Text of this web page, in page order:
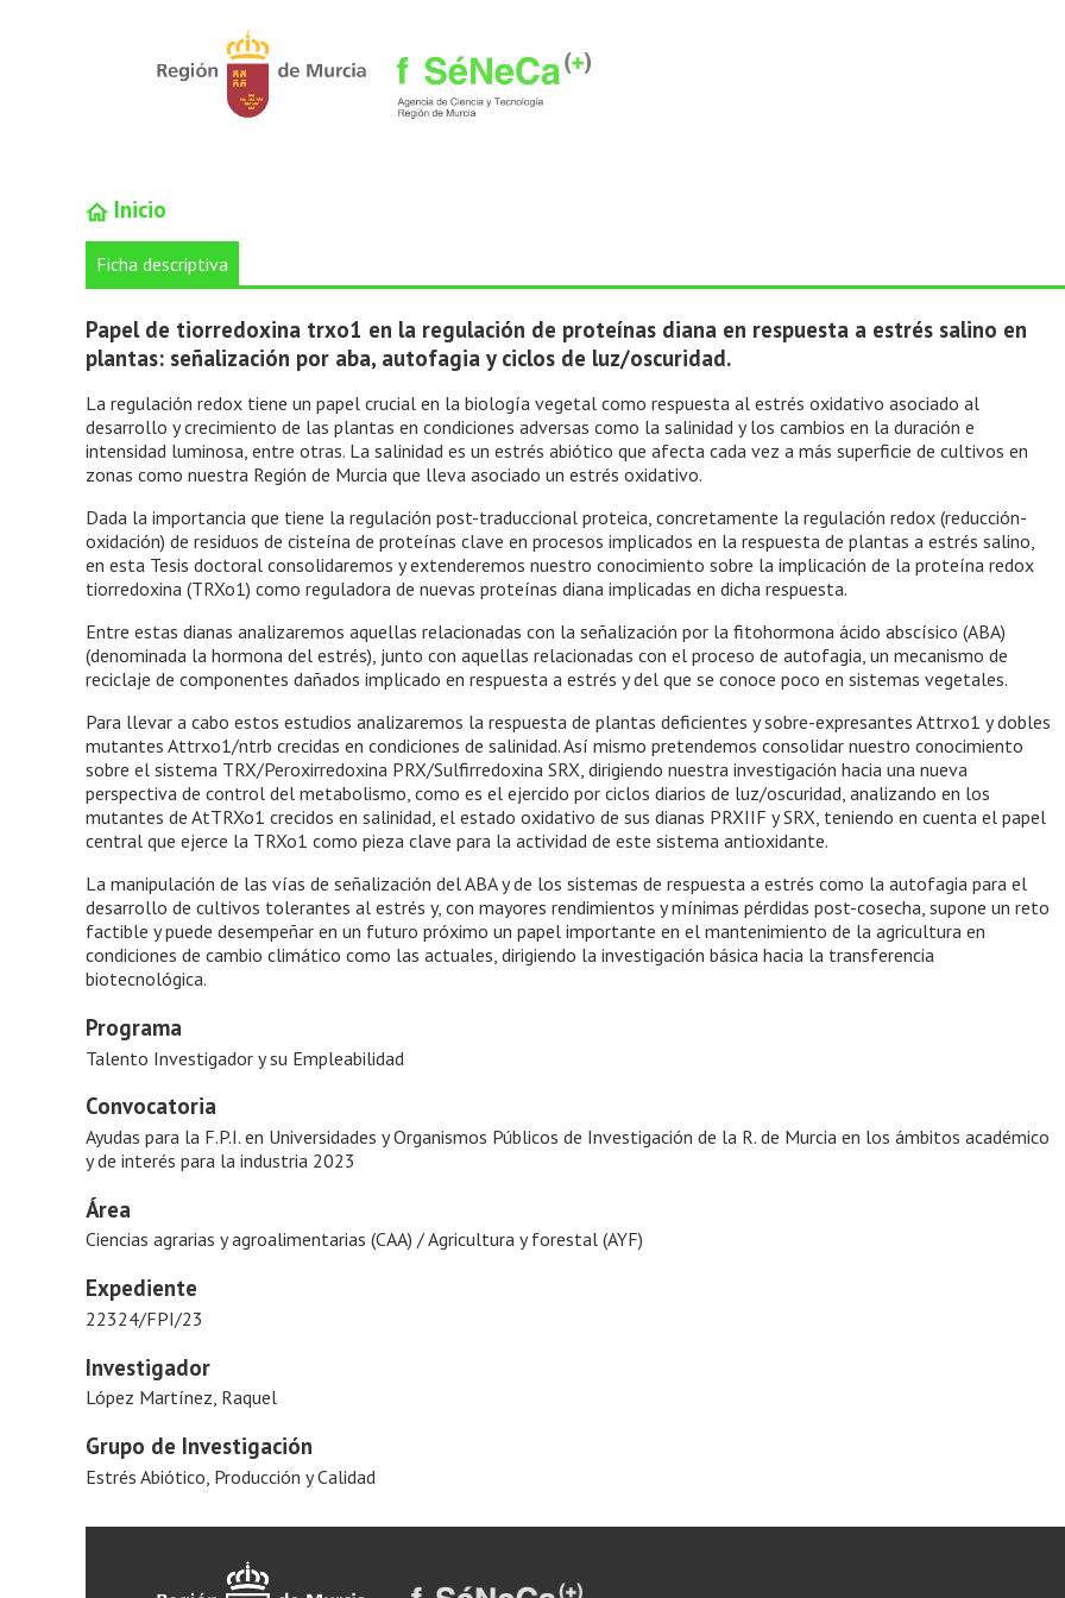
Inicio
Ficha descriptiva
Papel de tiorredoxina trxo1 en la regulación de proteínas diana en respuesta a estrés salino en
plantas: señalización por aba, autofagia y ciclos de luz/oscuridad.
La regulación redox tiene un papel crucial en la biología vegetal como respuesta al estrés oxidativo asociado al
desarrollo y crecimiento de las plantas en condiciones adversas como la salinidad y los cambios en la duración e
intensidad luminosa, entre otras. La salinidad es un estrés abiótico que afecta cada vez a más superficie de cultivos en
zonas como nuestra Región de Murcia que lleva asociado un estrés oxidativo.
Dada la importancia que tiene la regulación post-traduccional proteica, concretamente la regulación redox (reducción-
oxidación) de residuos de cisteína de proteínas clave en procesos implicados en la respuesta de plantas a estrés salino,
en esta Tesis doctoral consolidaremos y extenderemos nuestro conocimiento sobre la implicación de la proteína redox
tiorredoxina (TRXo1) como reguladora de nuevas proteínas diana implicadas en dicha respuesta.
Entre estas dianas analizaremos aquellas relacionadas con la señalización por la fitohormona ácido abscísico (ABA)
(denominada la hormona del estrés), junto con aquellas relacionadas con el proceso de autofagia, un mecanismo de
reciclaje de componentes dañados implicado en respuesta a estrés y del que se conoce poco en sistemas vegetales.
Para llevar a cabo estos estudios analizaremos la respuesta de plantas deficientes y sobre-expresantes Attrxo1 y dobles
mutantes Attrxo1/ntrb crecidas en condiciones de salinidad. Así mismo pretendemos consolidar nuestro conocimiento
sobre el sistema TRX/Peroxirredoxina PRX/Sulfirredoxina SRX, dirigiendo nuestra investigación hacia una nueva
perspectiva de control del metabolismo, como es el ejercido por ciclos diarios de luz/oscuridad, analizando en los
mutantes de AtTRXo1 crecidos en salinidad, el estado oxidativo de sus dianas PRXIIF y SRX, teniendo en cuenta el papel
central que ejerce la TRXo1 como pieza clave para la actividad de este sistema antioxidante.
La manipulación de las vías de señalización del ABA y de los sistemas de respuesta a estrés como la autofagia para el
desarrollo de cultivos tolerantes al estrés y, con mayores rendimientos y mínimas pérdidas post-cosecha, supone un reto
factible y puede desempeñar en un futuro próximo un papel importante en el mantenimiento de la agricultura en
condiciones de cambio climático como las actuales, dirigiendo la investigación básica hacia la transferencia
biotecnológica.
Programa
Talento Investigador y su Empleabilidad
Convocatoria
Ayudas para la F.P.I. en Universidades y Organismos Públicos de Investigación de la R. de Murcia en los ámbitos académico
y de interés para la industria 2023
Área
Ciencias agrarias y agroalimentarias (CAA) / Agricultura y forestal (AYF)
Expediente
22324/FPI/23
Investigador
López Martínez, Raquel
Grupo de Investigación
Estrés Abiótico, Producción y Calidad